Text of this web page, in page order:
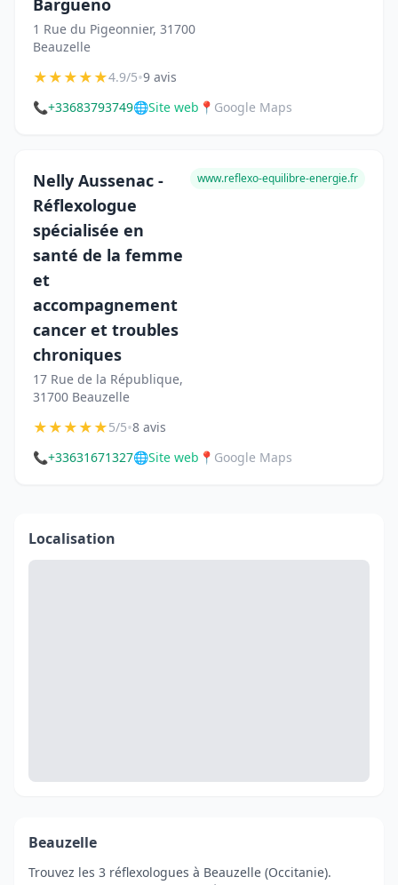
Bargueno
1 Rue du Pigeonnier, 31700
Beauzelle
★★★★★4.9/5•9 avis
📞+33683793749🌐Site web 📍 Google Maps
Nelly Aussenac -
Réflexologue
spécialisée en
santé de la femme
et
accompagnement
cancer et troubles
chroniques
17 Rue de la République,
31700 Beauzelle
www.reflexo-equilibre-energie.fr
★★★★★5/5•8 avis
📞+33631671327🌐Site web 📍 Google Maps
Localisation
Beauzelle
Trouvez les 3 réflexologues à Beauzelle (Occitanie).